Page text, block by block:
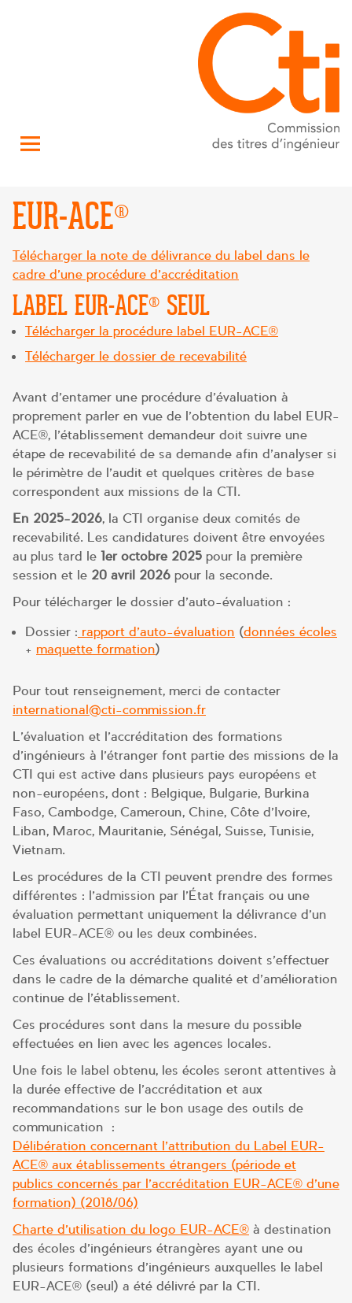
EUR-ACE®
Télécharger la note de délivrance du label dans le
cadre d’une procédure d’accréditation
LABEL EUR-ACE® SEUL
Télécharger la procédure label EUR-ACE®
Télécharger le dossier de recevabilité
Avant d’entamer une procédure d’évaluation à
proprement parler en vue de l’obtention du label EUR-
ACE®, l’établissement demandeur doit suivre une
étape de recevabilité de sa demande afin d’analyser si
le périmètre de l’audit et quelques critères de base
correspondent aux missions de la CTI.
En 2025-2026, la CTI organise deux comités de
recevabilité. Les candidatures doivent être envoyées
au plus tard le 1er octobre 2025 pour la première
session et le 20 avril 2026 pour la seconde.
Pour télécharger le dossier d’auto-évaluation :
Dossier : rapport d’auto-évaluation (données écoles
+ maquette formation)
Pour tout renseignement, merci de contacter
international@cti-commission.fr
L’évaluation et l’accréditation des formations
d’ingénieurs à l’étranger font partie des missions de la
CTI qui est active dans plusieurs pays européens et
non-européens, dont : Belgique, Bulgarie, Burkina
Faso, Cambodge, Cameroun, Chine, Côte d’Ivoire,
Liban, Maroc, Mauritanie, Sénégal, Suisse, Tunisie,
Vietnam.
Les procédures de la CTI peuvent prendre des formes
différentes : l’admission par l’État français ou une
évaluation permettant uniquement la délivrance d’un
label EUR-ACE® ou les deux combinées.
Ces évaluations ou accréditations doivent s’effectuer
dans le cadre de la démarche qualité et d’amélioration
continue de l’établissement.
Ces procédures sont dans la mesure du possible
effectuées en lien avec les agences locales.
Une fois le label obtenu, les écoles seront attentives à
la durée effective de l’accréditation et aux
recommandations sur le bon usage des outils de
communication :
Délibération concernant l’attribution du Label EUR-
ACE® aux établissements étrangers (période et
publics concernés par l’accréditation EUR-ACE® d’une
formation) (2018/06)
Charte d’utilisation du logo EUR-ACE® à destination
des écoles d’ingénieurs étrangères ayant une ou
plusieurs formations d’ingénieurs auxquelles le label
EUR-ACE® (seul) a été délivré par la CTI.